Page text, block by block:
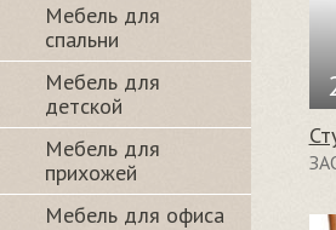
Мебель для
спальни
Мебель для
детской
Мебель для
прихожей
Мебель для офиса